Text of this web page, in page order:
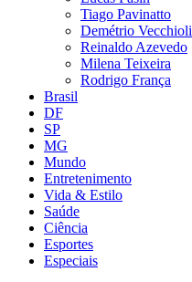
Tiago Pavinatto
Demétrio Vecchioli
Reinaldo Azevedo
Milena Teixeira
Rodrigo França
Brasil
DF
SP
MG
Mundo
Entretenimento
Vida & Estilo
Saúde
Ciência
Esportes
Especiais